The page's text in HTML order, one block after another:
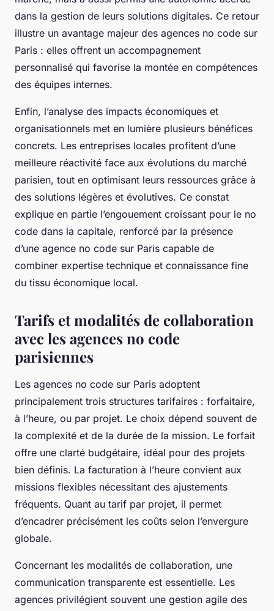
dans la gestion de leurs solutions digitales. Ce retour
illustre un avantage majeur des agences no code sur
Paris : elles offrent un accompagnement
personnalisé qui favorise la montée en compétences
des équipes internes.
Enfin, l’analyse des impacts économiques et
organisationnels met en lumière plusieurs bénéfices
concrets. Les entreprises locales profitent d’une
meilleure réactivité face aux évolutions du marché
parisien, tout en optimisant leurs ressources grâce à
des solutions légères et évolutives. Ce constat
explique en partie l’engouement croissant pour le no
code dans la capitale, renforcé par la présence
d’une agence no code sur Paris capable de
combiner expertise technique et connaissance fine
du tissu économique local.
Tarifs et modalités de collaboration
avec les agences no code
parisiennes
Les agences no code sur Paris adoptent
principalement trois structures tarifaires : forfaitaire,
à l’heure, ou par projet. Le choix dépend souvent de
la complexité et de la durée de la mission. Le forfait
offre une clarté budgétaire, idéal pour des projets
bien définis. La facturation à l’heure convient aux
missions flexibles nécessitant des ajustements
fréquents. Quant au tarif par projet, il permet
d’encadrer précisément les coûts selon l’envergure
globale.
Concernant les modalités de collaboration, une
communication transparente est essentielle. Les
agences privilégient souvent une gestion agile des